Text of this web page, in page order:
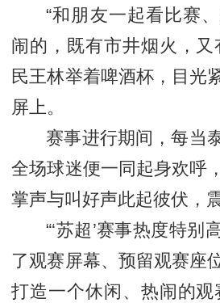
“和朋友一起看比赛
闹的，既有市井烟火，又
民王林举着啤酒杯，目光
屏上。
赛事进行期间，每当
全场球迷便一同起身欢呼
掌声与叫好声此起彼伏，
“‘苏超’赛事热度特别
了观赛屏幕、预留观赛座
打造一个休闲、热闹的观